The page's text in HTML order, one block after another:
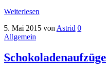
Weiterlesen
5. Mai 2015 von Astrid 0
Allgemein
Schokoladenaufzüge